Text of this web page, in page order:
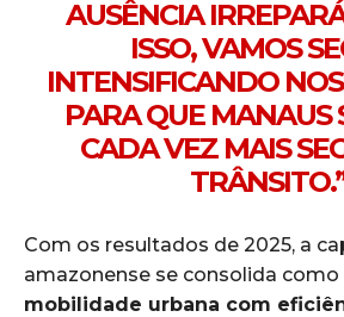
AUSÊNCIA
ISSO, VAMOS
INTENSIFICANDO
PARA QUE MANAUS
CADA VEZ MAIS
Com os resultados de 2025, a
amazonense se consolida como
mobilidade urbana com